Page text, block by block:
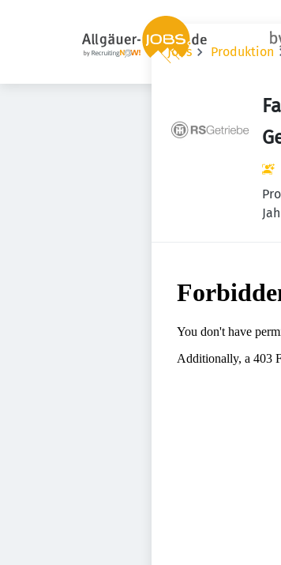
Jobs Produktion